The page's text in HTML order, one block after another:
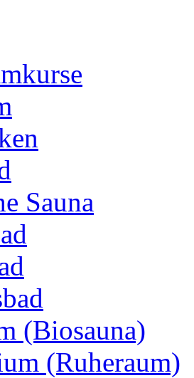
Sauna
(Biosauna)
(Ruheraum)